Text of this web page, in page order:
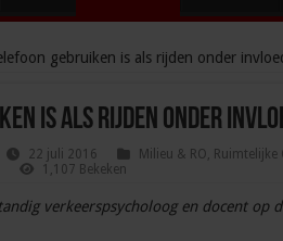
gebruiken is als rijden onder
is als rijden onder
22 juli 2016 Milieu & RO, Ruimtelijke
1,107 Bekeken
verkeerspsycholoog en docent op